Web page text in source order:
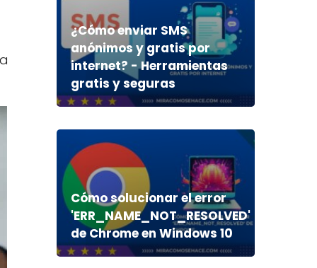
¿Cómo enviar SMS
anónimos y gratis por
internet? - Herramientas
gratis y seguras
Cómo solucionar el error
'ERR_NAME_NOT_RESOLVED'
de Chrome en Windows 10